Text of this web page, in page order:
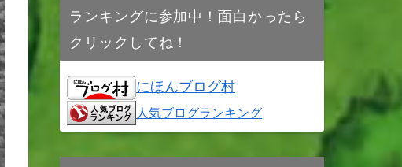
ランキングに参加中！面白かったら
クリックしてね！
にほんブログ村
人気ブログランキング